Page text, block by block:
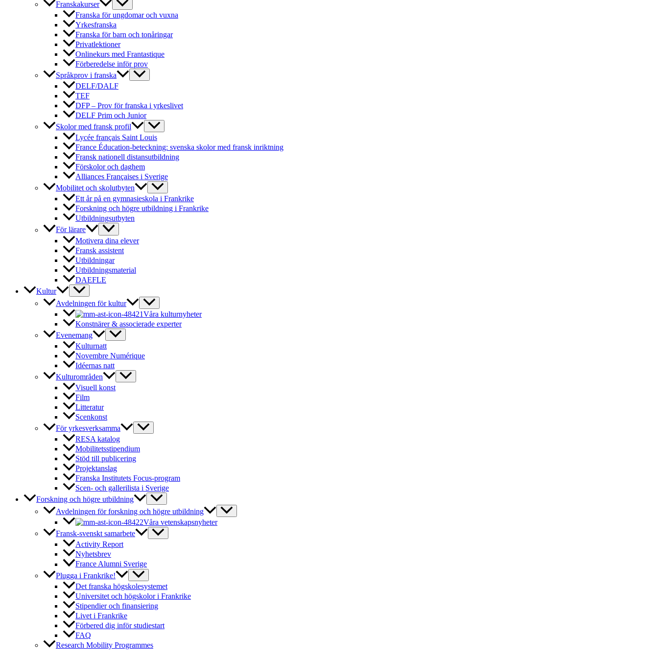
Franskakurser
Franska för ungdomar och vuxna
Yrkesfranska
Franska för barn och tonåringar
Privatlektioner
Onlinekurs med Frantastique
Förberedelse inför prov
Språkprov i franska
DELF/DALF
TEF
DFP – Prov för franska i yrkeslivet
DELF Prim och Junior
Skolor med fransk profil
Lycée français Saint Louis
France Éducation-beteckning: svenska skolor med fransk inriktning
Fransk nationell distansutbildning
Förskolor och daghem
Alliances Françaises i Sverige
Mobilitet och skolutbyten
Ett år på en gymnasieskola i Frankrike
Forskning och högre utbildning i Frankrike
Utbildningsutbyten
För lärare
Motivera dina elever
Fransk assistent
Utbildningar
Utbildningsmaterial
DAEFLE
Kultur
Avdelningen för kultur
Våra kulturnyheter
Konstnärer & associerade experter
Evenemang
Kulturnatt
Novembre Numérique
Idéernas natt
Kulturområden
Visuell konst
Film
Litteratur
Scenkonst
För yrkesverksamma
RESA katalog
Mobilitetsstipendium
Stöd till publicering
Projektanslag
Franska Institutets Focus-program
Scen- och gallerilista i Sverige
Forskning och högre utbildning
Avdelningen för forskning och högre utbildning
Våra vetenskapsnyheter
Fransk-svenskt samarbete
Activity Report
Nyhetsbrev
France Alumni Sverige
Plugga i Frankrike!
Det franska högskolesystemet
Universitet och högskolor i Frankrike
Stipendier och finansiering
Livet i Frankrike
Förbered dig inför studiestart
FAQ
Research Mobility Programmes